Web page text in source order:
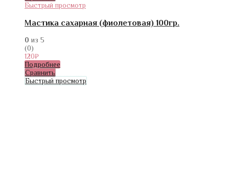
Быстрый просмотр
Мастика сахарная (фиолетовая) 100гр.
0 из 5
(0)
120₽
Подробнее
Сравнить
Быстрый просмотр